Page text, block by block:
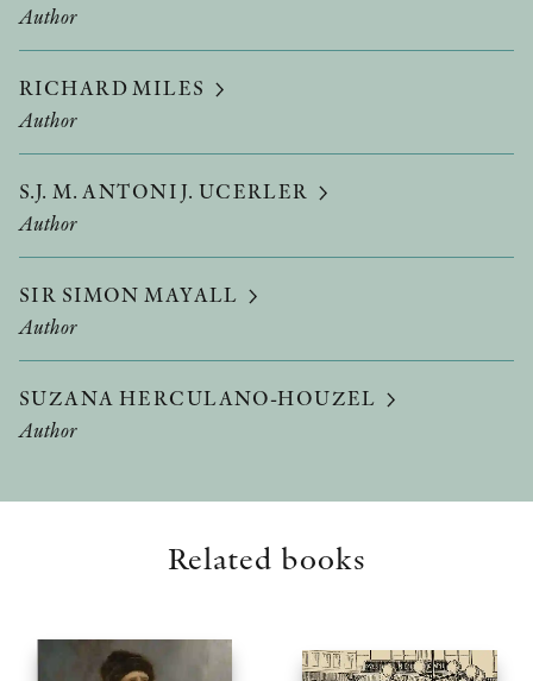
Author
RICHARD MILES
Author
S.J. M. ANTONI J. UCERLER
Author
SIR SIMON MAYALL
Author
SUZANA HERCULANO-HOUZEL
Author
Related books